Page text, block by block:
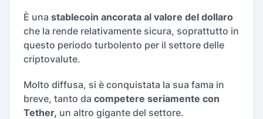
È una stablecoin ancorata al valore del dollaro
che la rende relativamente sicura, soprattutto in
questo periodo turbolento per il settore delle
criptovalute.
Molto diffusa, si è conquistata la sua fama in
breve, tanto da competere seriamente con
Tether, un altro gigante del settore.